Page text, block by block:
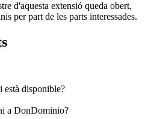
d'aquesta extensió queda obert,
per part de les parts interessades.
està disponible?
a DonDominio?